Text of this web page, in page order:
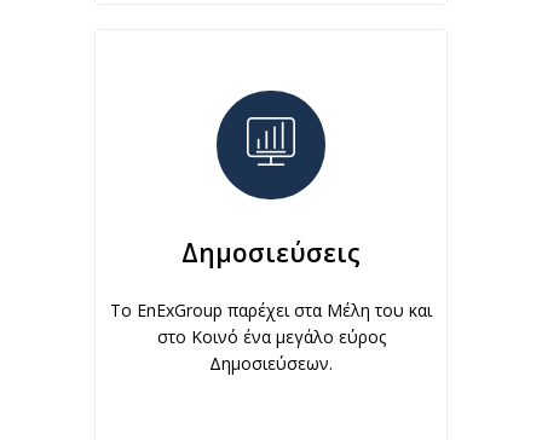
Δημοσιεύσεις
To EnExGroup παρέχει στα Μέλη του και
στο Κοινό ένα μεγάλο εύρος
Δημοσιεύσεων.